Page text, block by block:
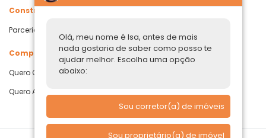
Olá, meu nome é Isa, antes de mais
nada gostaria de saber como posso te
ajudar melhor. Escolha uma opção
abaixo:
Sou corretor(a) de imóveis
Sou proprietário(a) de imóvel
Construtoras
Parcerias Imobiliárias
Comprar ou alugar
Quero Comprar
Quero Alugar